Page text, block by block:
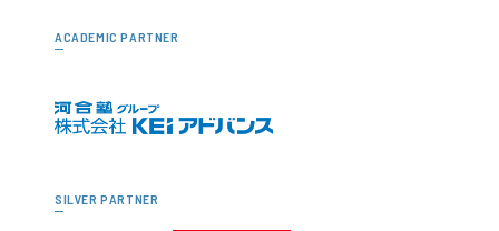
ACADEMIC PARTNER
SILVER PARTNER